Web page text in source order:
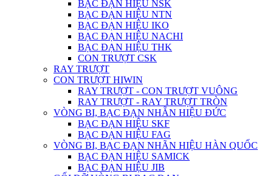
BẠC ĐẠN HIỆU NSK
BẠC ĐẠN HIỆU NTN
BẠC ĐẠN HIỆU IKO
BẠC ĐẠN HIỆU NACHI
BẠC ĐẠN HIỆU THK
CON TRƯỢT CSK
RAY TRƯỢT
CON TRƯỢT HIWIN
RAY TRƯỢT - CON TRƯỢT VUÔNG
RAY TRƯỢT - RAY TRƯỢT TRÒN
VÒNG BI, BẠC ĐẠN NHẴN HIỆU ĐỨC
BẠC ĐẠN HIỆU SKF
BẠC ĐẠN HIỆU FAG
VÒNG BI, BẠC ĐẠN NHÃN HIỆU HÀN QUỐC
BẠC ĐẠN HIỆU SAMICK
BẠC ĐẠN HIỆU JIB